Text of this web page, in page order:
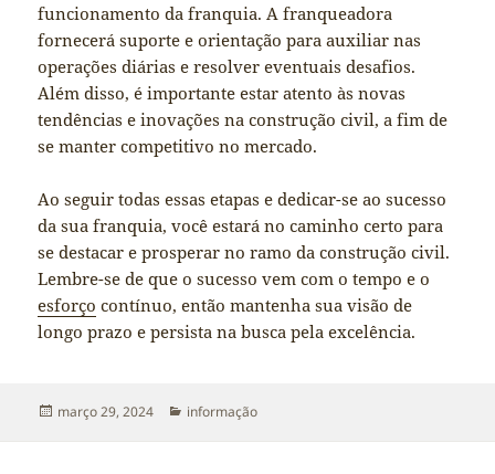
funcionamento da franquia. A franqueadora
fornecerá suporte e orientação para auxiliar nas
operações diárias e resolver eventuais desafios.
Além disso, é importante estar atento às novas
tendências e inovações na construção civil, a fim de
se manter competitivo no mercado.
Ao seguir todas essas etapas e dedicar-se ao sucesso
da sua franquia, você estará no caminho certo para
se destacar e prosperar no ramo da construção civil.
Lembre-se de que o sucesso vem com o tempo e o
esforço contínuo, então mantenha sua visão de
longo prazo e persista na busca pela excelência.
Publicado
março 29, 2024 Categorias
informação